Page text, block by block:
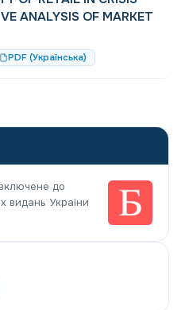
ANALYSIS OF MARKET
PDF (Українська)
до
видань України